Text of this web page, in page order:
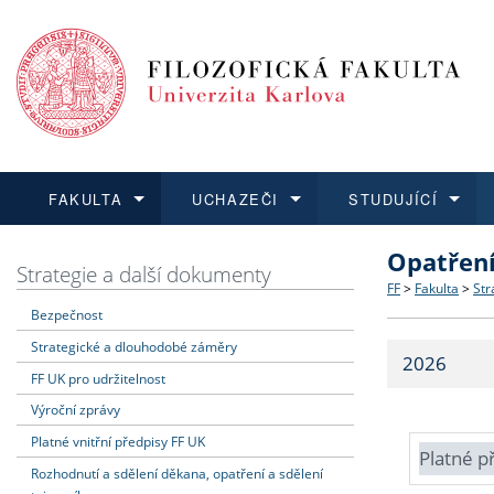
FAKULTA
Dozvědět se více
Struktura
Strategie
Fakultní
UCHAZEČI
Podat přihlášku
Co
Učitelské
STUDUJÍCÍ
Dozvědět se více
Dozvědět se více
O vědě a
Dozvědět se více
Aktuální
Strategie a další dokumenty
Bezpečnost
Strategické a dlouhodobé záměry
FF UK pro udržitelnost
Výroční zprávy
Platné vnitřní předpisy FF UK
Rozhodnutí a sdělení děkana, opatření a sdělení
FF > Fakulta >
2026
Platné